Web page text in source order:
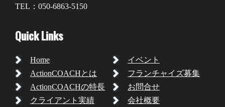
TEL：050-6863-5150
Quick Links
Home
ActionCOACHとは
ActionCOACHの特長
クライアント実績
イベント
フランチャイズ募集
お問合せ
会社概要